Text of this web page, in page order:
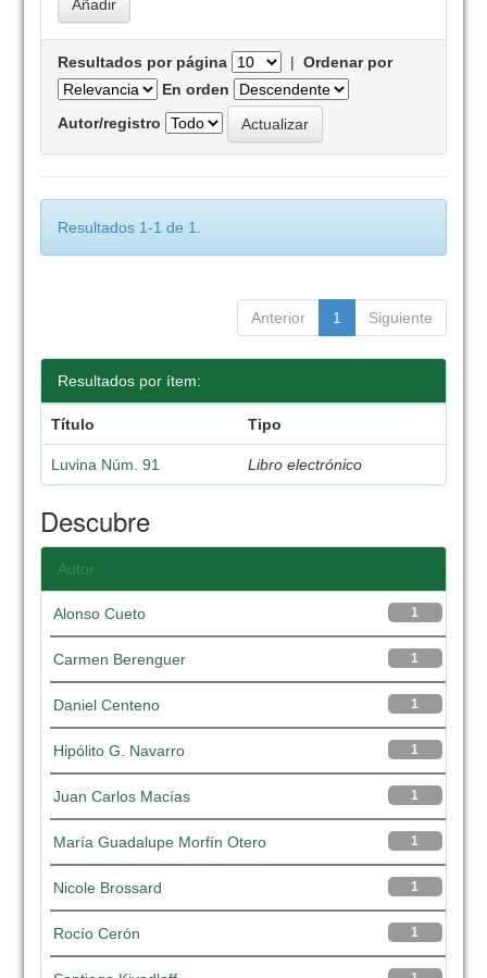
Resultados por página |Ordenar por
En orden
Autor/registro
Resultados 1-1 de 1.
Anterior 1 Siguiente
Resultados por ítem:
Título Tipo
Luvina Núm. 91 Libro electrónico
Descubre
Autor
1
Alonso Cueto
1
Carmen Berenguer
1
Daniel Centeno
1
Hipólito G. Navarro
1
Juan Carlos Macías
1
María Guadalupe Morfín Otero
1
Nicole Brossard
1
Rocío Cerón